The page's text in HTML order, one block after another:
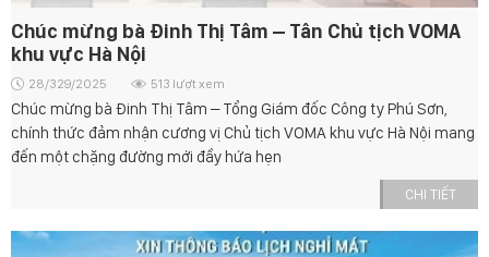
Chúc mừng bà Đinh Thị Tâm – Tân Chủ tịch VOMA
khu vực Hà Nội
28/329/2025 513 lượt xem
Chúc mừng bà Đinh Thị Tâm – Tổng Giám đốc Công ty Phú Sơn,
chính thức đảm nhận cương vị Chủ tịch VOMA khu vực Hà Nội mang
đến một chặng đường mới đầy hứa hẹn
CHI TIẾT